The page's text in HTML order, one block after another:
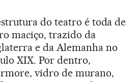
do teatro é toda de
maciço, trazido da
e da Alemanha no
XIX. Por dentro,
vidro de murano,